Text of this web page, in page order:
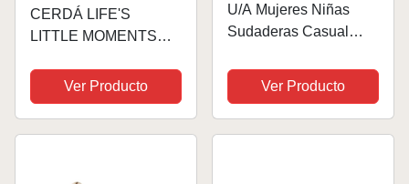
CERDÁ LIFE'S
LITTLE MOMENTS
Serie-Licencia Oficial
Warner Bros,
Multicolor, Estandar
Ver Producto
U/A Mujeres Niñas
Sudaderas Casual
Friends Sweatshirt con
Bolsillo Pullover de
Manga Larga con
Ver Producto